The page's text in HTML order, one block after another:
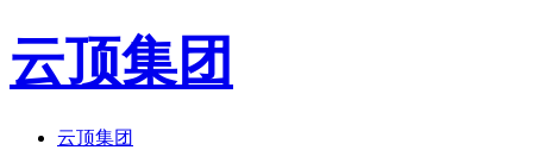
云顶集团
云顶集团